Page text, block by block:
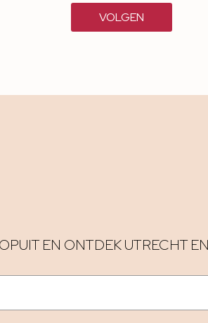
VOLGEN
EN ONTDEK UTRECHT